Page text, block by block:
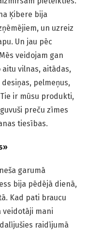
Ķibere bija
un uzreiz
Un jau pēc
veidojam gan
vilnas, aitādas,
pelmeņus,
ir mūsu produkti,
preču zīmes
tiesības.
garumā
bija pēdējā dienā,
Kad pati braucu
veidotāji mani
raidījumā